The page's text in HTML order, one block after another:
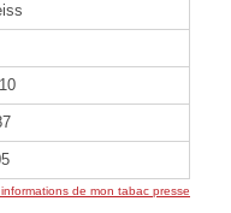
de mon tabac presse